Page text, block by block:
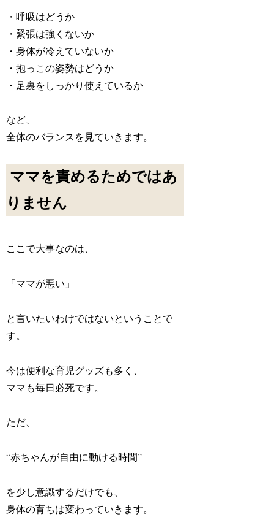
・呼吸はどうか
・緊張は強くないか
・身体が冷えていないか
・抱っこの姿勢はどうか
・足裏をしっかり使えているか
など、
全体のバランスを見ていきます。
ママを責めるためではあ
りません
ここで大事なのは、
「ママが悪い」
と言いたいわけではないということで
す。
今は便利な育児グッズも多く、
ママも毎日必死です。
ただ、
“赤ちゃんが自由に動ける時間”
を少し意識するだけでも、
身体の育ちは変わっていきます。